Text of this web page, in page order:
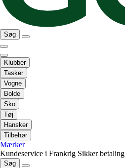
Søg
Klubber
Tasker
Vogne
Bolde
Sko
Tøj
Hansker
Tilbehør
Mærker
Kundeservice i Frankrig Sikker betaling
Søg